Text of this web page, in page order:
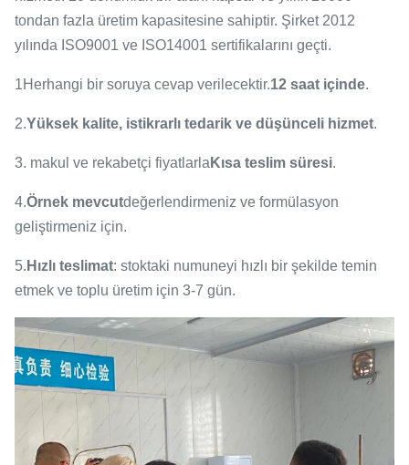
tondan fazla üretim kapasitesine sahiptir. Şirket 2012
yılında ISO9001 ve ISO14001 sertifikalarını geçti.
1Herhangi bir soruya cevap verilecektir.12 saat içinde.
2.Yüksek kalite, istikrarlı tedarik ve düşünceli hizmet.
3. makul ve rekabetçi fiyatlarla Kısa teslim süresi.
4.Örnek mevcutdeğerlendirmeniz ve formülasyon
geliştirmeniz için.
5. Hızlı teslimat: stoktaki numuneyi hızlı bir şekilde temin
etmek ve toplu üretim için 3-7 gün.